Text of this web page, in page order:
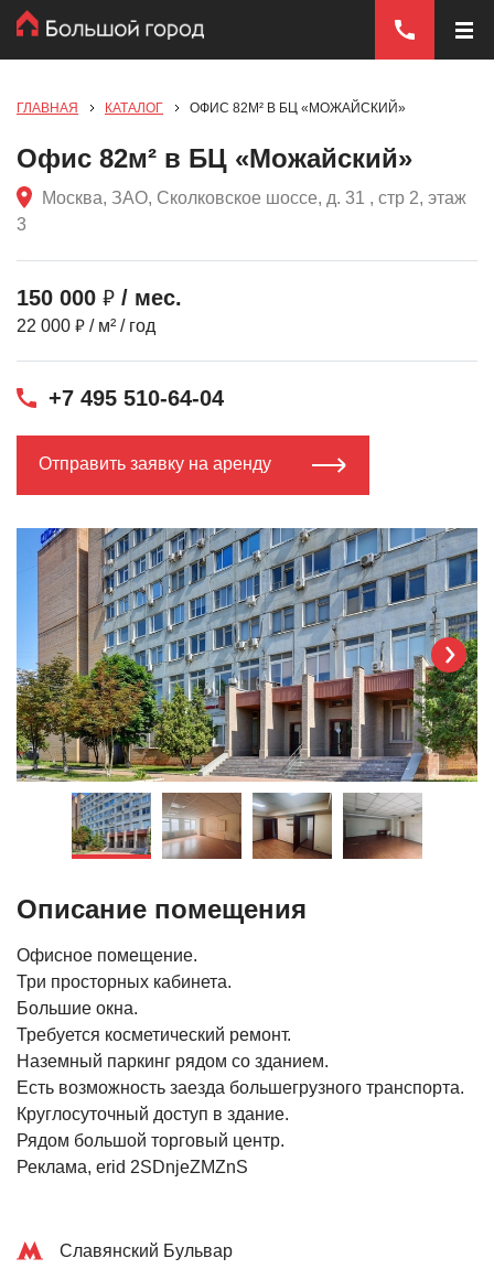
ГЛАВНАЯ КАТАЛОГ ОФИС 82М² В БЦ «МОЖАЙСКИЙ»
Офис 82м² в БЦ «Можайский»
Москва, ЗАО, Сколковское шоссе, д. 31 , стр 2, этаж
3
150 000 ₽ / мес.
22 000 ₽ / м² / год
+7 495 510-64-04
Отправить заявку на аренду
Описание помещения
Офисное помещение.
Три просторных кабинета.
Большие окна.
Требуется косметический ремонт.
Наземный паркинг рядом со зданием.
Есть возможность заезда большегрузного транспорта.
Круглосуточный доступ в здание.
Рядом большой торговый центр.
Реклама, erid 2SDnjeZMZnS
Славянский Бульвар